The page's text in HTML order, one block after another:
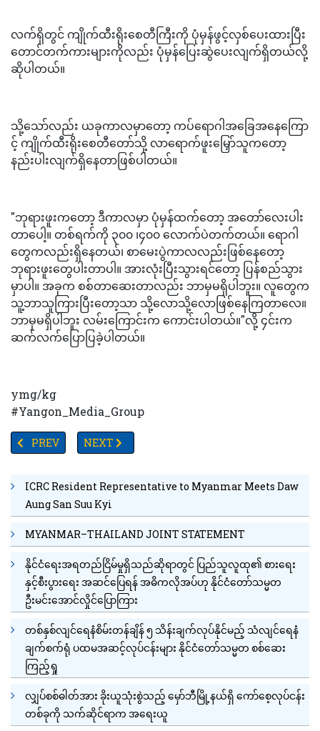
လက်ရှိတွင် ကျိုက်ထီးရိုးစေတီကြီးကို ပုံမှန်ဖွင့်လှစ်ပေးထားပြီး
တောင်တက်ကားများကိုလည်း ပုံမှန်ပြေးဆွဲပေးလျက်ရှိတယ်လို့
ဆိုပါတယ်။
သို့သော်လည်း ယခုကာလမှာတော့ ကပ်ရောဂါအခြေအနေကြော
င့် ကျိုက်ထီးရိုးစေတီတော်သို့ လာရောက်ဖူးမြှော်သူကတော့
နည်းပါးလျက်ရှိနေတာဖြစ်ပါတယ်။
"ဘုရားဖူးကတော့ ဒီကာလမှာ ပုံမှန်ထက်တော့ အတော်လေးပါး
တာပေါ့။ တစ်ရက်ကို ၃၀၀ ၊၄၀၀ လောက်ပဲတက်တယ်။ ရောဂါ
တွေကလည်းရှိနေတယ်၊ စာမေးပွဲကာလလည်းဖြစ်နေတော့
ဘုရားဖူးတွေပါးတာပါ။ အားလုံးပြီးသွားရင်တော့ ပြန်စည်သွား
မှာပါ။ အခုက စစ်တာဆေးတာလည်း ဘာမှမရှိပါဘူး။ လူတွေက
သူ့ဘာသူကြားပြီးတော့သာ သို့လောသို့လောဖြစ်နေကြတာလေ။
ဘာမှမရှိပါဘူး လမ်းကြောင်းက ကောင်းပါတယ်။"လို့ ၄င်းက
ဆက်လက်ပြောပြခဲ့ပါတယ်။
ymg/kg
#Yangon_Media_Group
PREVIOUS ARTICLE: သုံးစွဲရန်မသင့်သော အလှကုန်ပစ္စည်း (၇) မျို
PREV NEXT ARTICLE: TV YANGON TIMES ရဲ့နေ့
NEXT
ICRC Resident Representative to Myanmar Meets Daw
Aung San Suu Kyi
MYANMAR–THAILAND JOINT STATEMENT
နိုင်ငံရေးအရတည်ငြိမ်မှုရှိသည်ဆိုရာတွင် ပြည်သူလူထု၏ စားရေး
နှင့်စီးပွားရေး အဆင်ပြေရန် အဓိကလိုအပ်ဟု နိုင်ငံတော်သမ္မတ
ဦးမင်းအောင်လှိုင်ပြောကြား
တစ်နှစ်လျင်ရေနံစိမ်းတန်ချိန် ၅ သိန်းချက်လုပ်နိုင်မည့် သံလျင်ရေနံ
ချက်စက်ရုံ ပထမအဆင့်လုပ်ငန်းများ နိုင်ငံတော်သမ္မတ စစ်ဆေး
ကြည့်ရှု
လျှပ်စစ်ဓါတ်အား ခိုးယူသုံးစွဲသည့် မှော်ဘီမြို့နယ်ရှိ ကော်စေ့လုပ်ငန်း
တစ်ခုကို သက်ဆိုင်ရာက အရေးယူ